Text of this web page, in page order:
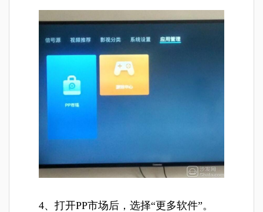
4、打开PP市场后，选择“更多软件”。